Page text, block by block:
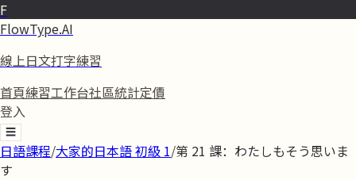
F
FlowType.AI
線上日文打字練習
首頁練習工作台社區統計定價
登入
☰
日語課程/大家的日本語 初級 1/第 21 課：わたしもそう思いま
す